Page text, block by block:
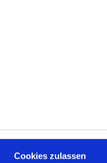
Cookies zulassen